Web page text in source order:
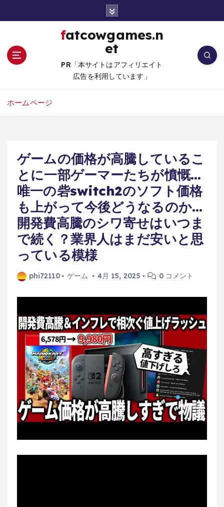
fatcowgames.n
et
PR「本サイトはアフィリエイト
広告を利用しています」
ホームページ
ゲームの価格が高騰しているこ
とに一部ゲーマーたちが憤慨…
唯一の砦switch2のソフト価格
も上がって今後どうなるのか…
開発費高騰のシワ寄せはいつま
で続く？業界人はまだ安いと思
っている模様
phi72110 ゲーム 4月 15, 2025 0 コメント